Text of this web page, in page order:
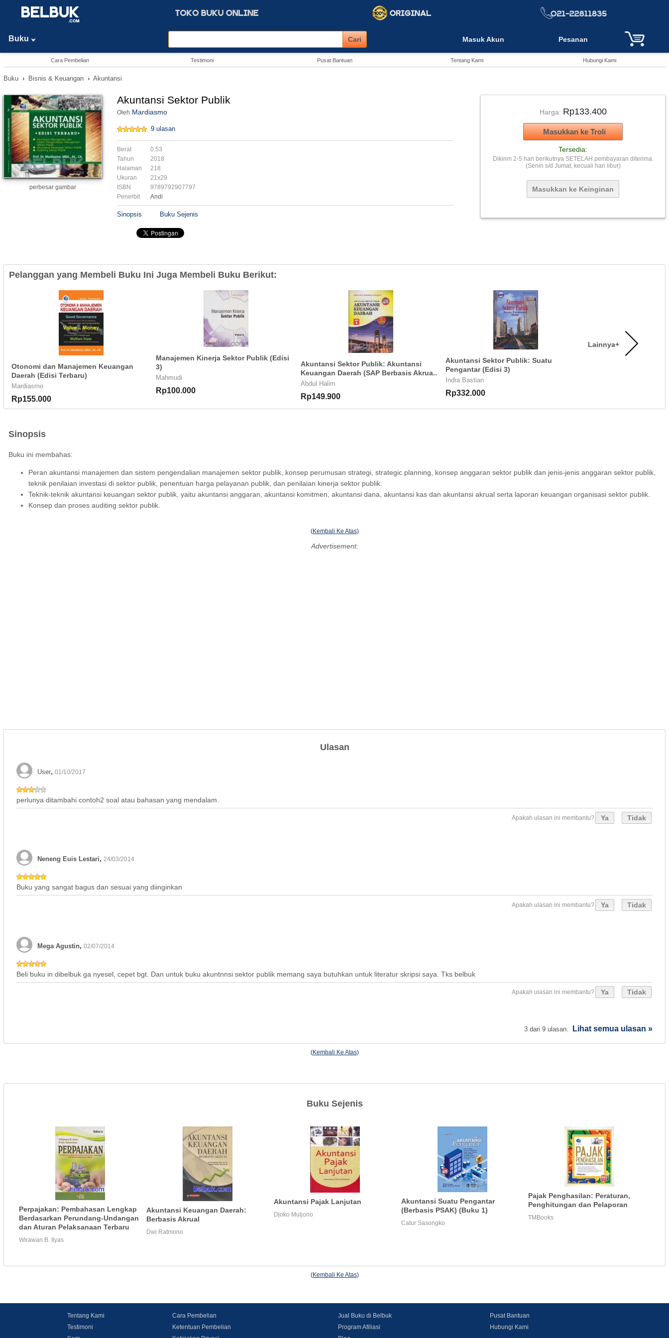
Buku Masuk Akun Pesanan
Cara Pembelian Testimoni Pusat Bantuan Tentang Kami Hubungi Kami
Buku › Bisnis & Keuangan › Akuntansi
perbesar gambar
Akuntansi Sektor Publik
Oleh Mardiasmo
9 ulasan
Berat
0.53
Tahun
2018
Halaman
218
Ukuran
21x29
ISBN
9789792907797
Penerbit
Andi
Sinopsis Buku Sejenis
Harga: Rp133.400
Tersedia:
Dikirim 2-5 hari berikutnya SETELAH pembayaran diterima.
(Senin s/d Jumat, kecuali hari libur)
Pelanggan yang Membeli Buku Ini Juga Membeli Buku Berikut:
Otonomi dan Manajemen Keuangan
Daerah (Edisi Terbaru)
Mardiasmo
Rp155.000
Manajemen Kinerja Sektor Publik (Edisi
3)
Mahmudi
Rp100.000
Akuntansi Sektor Publik: Akuntansi
Keuangan Daerah (SAP Berbasis Akrua..
Abdul Halim
Rp149.900
Akuntansi Sektor Publik: Suatu
Pengantar (Edisi 3)
Indra Bastian
Rp332.000
Lainnya+
Sinopsis
Buku ini membahas:
Peran akuntansi manajemen dan sistem pengendalian manajemen sektor publik, konsep perumusan strategi, strategic planning, konsep anggaran sektor publik dan jenis-jenis anggaran sektor publik,
teknik penilaian investasi di sektor publik, penentuan harga pelayanan publik, dan penilaian kinerja sektor publik.
Teknik-teknik akuntansi keuangan sektor publik, yaitu akuntansi anggaran, akuntansi komitmen, akuntansi dana, akuntansi kas dan akuntansi akrual serta laporan keuangan organisasi sektor publik.
Konsep dan proses auditing sektor publik.
(Kembali Ke Atas)
Advertisement:
Ulasan
User, 01/10/2017
perlunya ditambahi contoh2 soal atau bahasan yang mendalam.
Apakah ulasan ini membantu? Ya Tidak
Neneng Euis Lestari, 24/03/2014
Buku yang sangat bagus dan sesuai yang diinginkan
Apakah ulasan ini membantu? Ya Tidak
Mega Agustin, 02/07/2014
Beli buku in dibelbuk ga nyesel, cepet bgt. Dan untuk buku akuntnnsi sektor publik memang saya butuhkan untuk literatur skripsi saya. Tks belbuk
Apakah ulasan ini membantu? Ya Tidak
3 dari 9 ulasan. Lihat semua ulasan »
(Kembali Ke Atas)
Buku Sejenis
Perpajakan: Pembahasan Lengkap
Berdasarkan Perundang-Undangan
dan Aturan Pelaksanaan Terbaru
Wirawan B. Ilyas
Akuntansi Keuangan Daerah:
Berbasis Akrual
Dwi Ratmono
Akuntansi Pajak Lanjutan
Djoko Muljono
Akuntansi Suatu Pengantar
(Berbasis PSAK) (Buku 1)
Catur Sasongko
Pajak Penghasilan: Peraturan,
Penghitungan dan Pelaporan
TMBooks
(Kembali Ke Atas)
Tentang Kami
Testimoni
Cara Pembelian
Ketentuan Pembelian
Jual Buku di Belbuk
Program Afiliasi
Pusat Bantuan
Hubungi Kami